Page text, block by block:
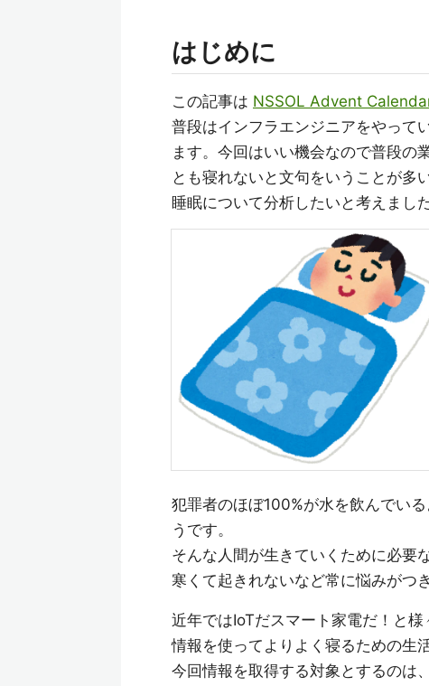
はじめに
この記事は NSSOL Advent
普段はインフラエンジニアをやって
ます。今回はいい機会なので普段の
とも寝れないと文句をいうことが多
睡眠について分析したいと考えました
犯罪者のほぼ100%が水を飲んでいる
うです。
そんな人間が生きていくために必要
寒くて起きれないなど常に悩みがつ
近年ではIoTだスマート家電だ！と
情報を使ってよりよく寝るための生
今回情報を取得する対象とするのは